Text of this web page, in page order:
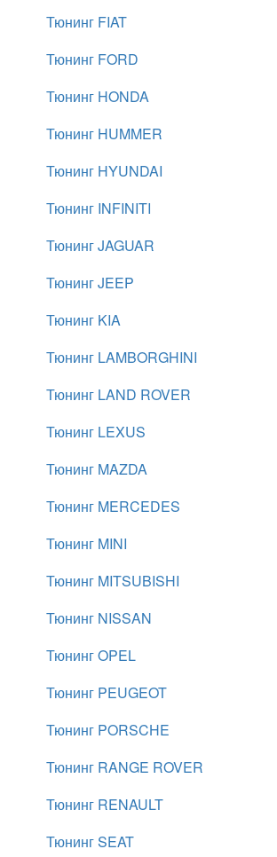
Тюнинг FIAT
Тюнинг FORD
Тюнинг HONDA
Тюнинг HUMMER
Тюнинг HYUNDAI
Тюнинг INFINITI
Тюнинг JAGUAR
Тюнинг JEEP
Тюнинг KIA
Тюнинг LAMBORGHINI
Тюнинг LAND ROVER
Тюнинг LEXUS
Тюнинг MAZDA
Тюнинг MERCEDES
Тюнинг MINI
Тюнинг MITSUBISHI
Тюнинг NISSAN
Тюнинг OPEL
Тюнинг PEUGEOT
Тюнинг PORSCHE
Тюнинг RANGE ROVER
Тюнинг RENAULT
Тюнинг SEAT